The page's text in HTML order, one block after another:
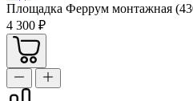
Площадка Феррум монтажная
4 300 ₽